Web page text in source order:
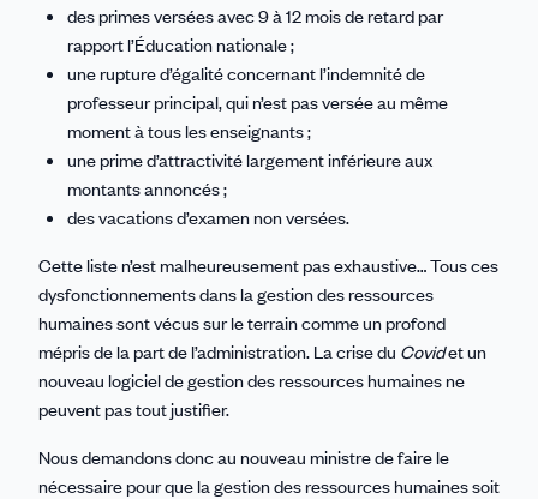
des primes versées avec 9 à 12 mois de retard par
rapport l’Éducation nationale ;
une rupture d’égalité concernant l’indemnité de
professeur principal, qui n’est pas versée au même
moment à tous les enseignants ;
une prime d’attractivité largement inférieure aux
montants annoncés ;
des vacations d’examen non versées.
Cette liste n’est malheureusement pas exhaustive… Tous ces
dysfonctionnements dans la gestion des ressources
humaines sont vécus sur le terrain comme un profond
mépris de la part de l’administration. La crise du Covidet un
nouveau logiciel de gestion des ressources humaines ne
peuvent pas tout justifier.
Nous demandons donc au nouveau ministre de faire le
nécessaire pour que la gestion des ressources humaines soit